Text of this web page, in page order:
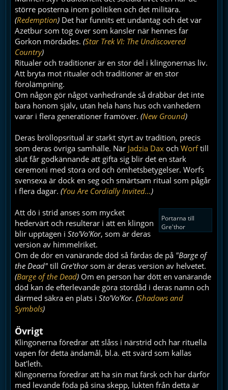
större posterna inom politiken och det militära.
(Redemption) Det har funnits ett undantag och det var
Azetbur som tog över som kansler när hennes far
Gorkon mördades.(Star Trek VI: The Undiscovered
Country)
Ritualer och traditioner är en stor del i klingonernas liv.
Att bryta mot ritualer och traditioner är en stor
förolämpning.
Om någon gör något vanhedrande så drabbar det inte
bara honom själv, utan hela hans hus och vanhedern
varar i flera generationer framöver.(New Ground)
Deras bröllopsritual är starkt styrt av tradition, precis
som deras övriga samhälle. När Jadzia Dax ochWorftill
slut får godkännande att gifta sig blir det en stark
ceremoni med stora ord och ömhetsbetygelser. Worfs
svensexa är dock en seg och smärtsam ritual som pågår
i flera dagar.(You Are Cordially Invited...)
Portarna till
Gre'thor
Att dö i strid anses som mycket
hedervärt och resulterar i att en klingon
blir upptagen iSto'Vo'Kor, som är deras
version av himmelriket.
Om de dör en vanärande död så färdas de på "Barge of
the Dead" till Gre'thorsom är deras version av helvetet.
(Barge of the Dead) Om en person har dött en vanärande
död kan de efterlevande göra stordåd i deras namn och
därmed säkra en plats iSto'Vo'Kor.(Shadows and
Symbols)
Övrigt
Klingonerna föredrar att slåss i närstrid och har rituella
vapen för detta ändamål, bl.a. ett svärd som kallas
bat'leth.
Klingonerna föredrar att ha sin mat färsk och har därför
med levande föda på sina skepp, lukten från detta är